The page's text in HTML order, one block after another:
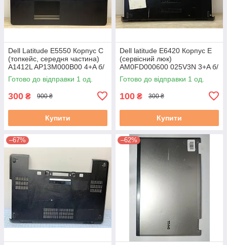
Dell Latitude E5550 Корпус C
(топкейс, середня частина)
A1412L AP13M000B00 4+A б/
у
Готово до відправки 1 од.
300 ₴ 900 ₴
Купити
Dell latitude E6420 Корпус E
(сервісний люк)
AM0FD000600 025V3N 3+A б/
в # #
Готово до відправки 1 од.
100 ₴ 300 ₴
Купити
–67% –62%